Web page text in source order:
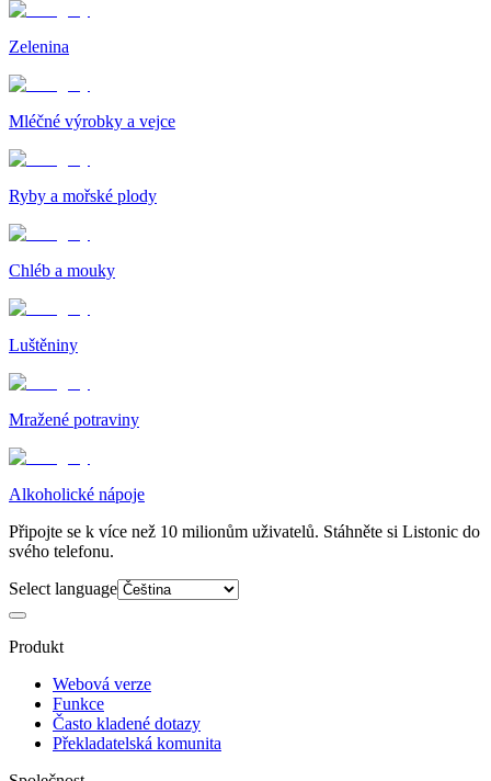
Zelenina
Mléčné výrobky a vejce
Ryby a mořské plody
Chléb a mouky
Luštěniny
Mražené potraviny
Alkoholické nápoje
Připojte se k více než 10 milionům uživatelů. Stáhněte si Listonic do
svého telefonu.
Select language
Produkt
Webová verze
Funkce
Často kladené dotazy
Překladatelská komunita